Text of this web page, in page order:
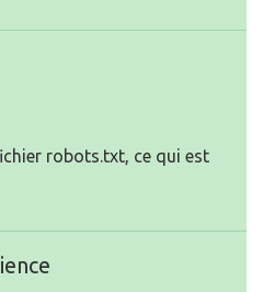
robots.txt, ce qui est